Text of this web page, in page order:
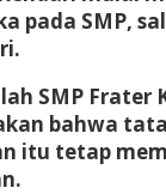
pada SMP,
SMP Frater
bahwa
itu tetap